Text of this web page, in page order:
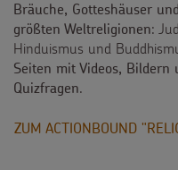
Bräuche, Gotteshäuser
größten Weltreligionen:
Hinduismus und
Seiten mit Videos, Bildern
Quizfragen.
ZUM ACTIONBOUND